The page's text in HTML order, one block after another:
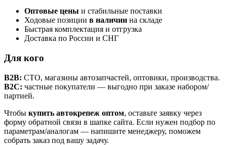
Оптовые цены и стабильные поставки
Ходовые позиции в наличии на складе
Быстрая комплектация и отгрузка
Доставка по России и СНГ
Для кого
B2B: СТО, магазины автозапчастей, оптовики, производства.
B2C: частные покупатели — выгодно при заказе набором/
партией.
Чтобы купить автокрепеж оптом, оставьте заявку через
форму обратной связи в шапке сайта. Если нужен подбор по
параметрам/аналогам — напишите менеджеру, поможем
собрать заказ под вашу задачу.